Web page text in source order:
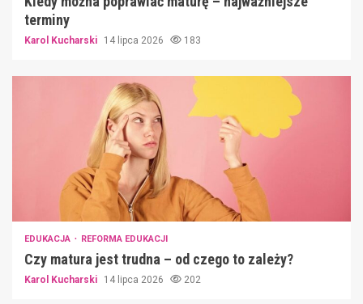
terminy
Karol Kucharski 14 lipca 2026 183
EDUKACJA REFORMA EDUKACJI
Czy matura jest trudna – od czego to zależy?
Karol Kucharski 14 lipca 2026 202